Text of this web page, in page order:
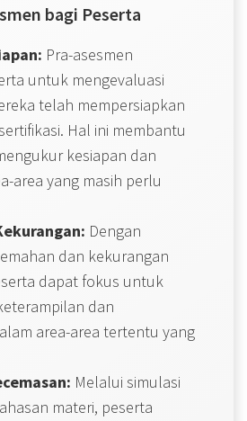
bagi Peserta
Pra-asesmen
untuk mengevaluasi
telah mempersiapkan
Hal ini membantu
kesiapan dan
area yang masih perlu
Dengan
dan kekurangan
dapat fokus untuk
dan
area-area tertentu yang
Melalui simulasi
materi, peserta